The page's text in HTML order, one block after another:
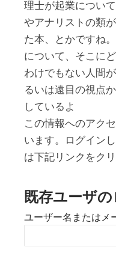
理士が起業につい
やアナリストの類
た本、とかですね
について、そこに
わけでもない人間
るいは遠目の視点
しているよ
この情報へのアク
います。ログイン
は下記リンクをク
既存ユーザ
ユーザー名またはメ